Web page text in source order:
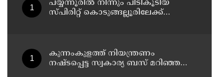
പയ്യന്നൂരിൽ നിന്നും പിടികൂടിയ
സ്പിരിറ്റ് കൊടുങ്ങല്ലൂരിലേക്ക്
കുന്നംകുളത്ത് നിയന്ത്രണം
നഷ്ടപ്പെട്ട സ്വകാര്യ ബസ് മറിഞ്ഞ